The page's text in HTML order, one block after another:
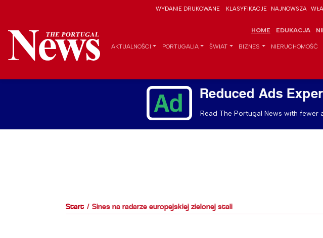
WYDANIE DRUKOWANE KLASYFIKACJE NAJNOWSZA
HOME EDUKACJA
AKTUALNOŚCI PORTUGALIA ŚWIAT BIZNES NIERUCHOMOŚĆ
Reduced Ads
Read The Portugal News with
Start Sines na radarze europejskiej zielonej stali